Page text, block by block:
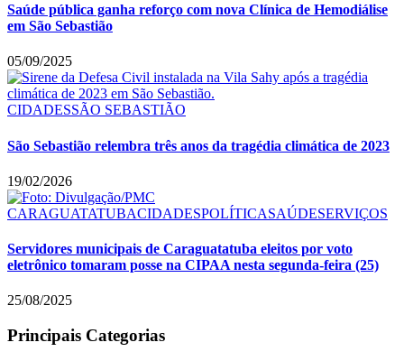
Saúde pública ganha reforço com nova Clínica de Hemodiálise
em São Sebastião
05/09/2025
CIDADESSÃO SEBASTIÃO
São Sebastião relembra três anos da tragédia climática de 2023
19/02/2026
CARAGUATATUBACIDADESPOLÍTICASAÚDESERVIÇOS
Servidores municipais de Caraguatatuba eleitos por voto
eletrônico tomaram posse na CIPAA nesta segunda-feira (25)
25/08/2025
Principais Categorias